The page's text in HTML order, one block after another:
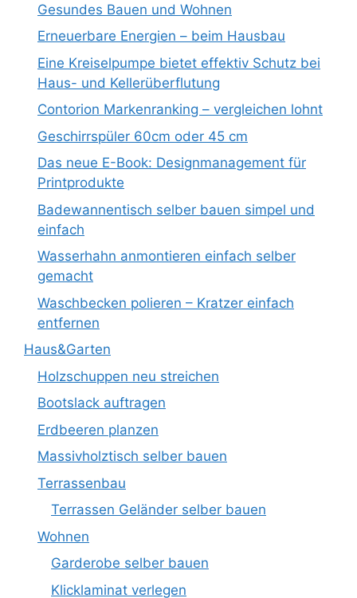
Gesundes Bauen und Wohnen
Erneuerbare Energien – beim Hausbau
Eine Kreiselpumpe bietet effektiv Schutz bei
Haus- und Kellerüberflutung
Contorion Markenranking – vergleichen lohnt
Geschirrspüler 60cm oder 45 cm
Das neue E-Book: Designmanagement für
Printprodukte
Badewannentisch selber bauen simpel und
einfach
Wasserhahn anmontieren einfach selber
gemacht
Waschbecken polieren – Kratzer einfach
entfernen
Haus&Garten
Holzschuppen neu streichen
Bootslack auftragen
Erdbeeren planzen
Massivholztisch selber bauen
Terrassenbau
Terrassen Geländer selber bauen
Wohnen
Garderobe selber bauen
Klicklaminat verlegen